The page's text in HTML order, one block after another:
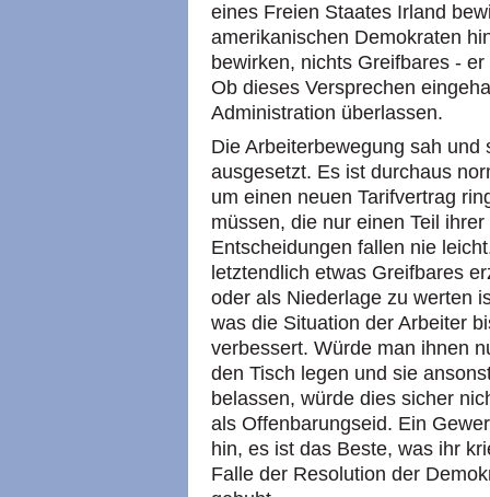
eines Freien Staates Irland
amerikanischen Demokraten
bewirken, nichts Greifbares -
Ob dieses Versprechen
Administration überlassen.
Die Arbeiterbewegung sah
ausgesetzt. Es ist durchaus
um einen neuen Tarifvertrag
müssen, die nur einen Teil
Entscheidungen fallen nie
letztendlich etwas Greifbares
oder als Niederlage zu werten
was die Situation der Arbeiter
verbessert. Würde man ihnen
den Tisch legen und sie
belassen, würde dies sicher
als Offenbarungseid. Ein
hin, es ist das Beste, was ihr
Falle der Resolution der